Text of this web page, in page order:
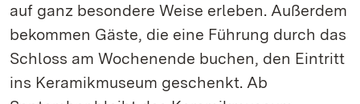
auf ganz besondere Weise erleben. Außerdem
bekommen Gäste, die eine Führung durch das
Schloss am Wochenende buchen, den Eintritt
ins Keramikmuseum geschenkt. Ab